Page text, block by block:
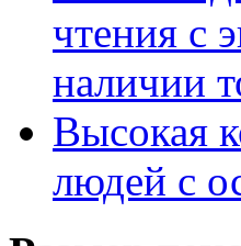
чтения с
наличии
Высокая
людей с